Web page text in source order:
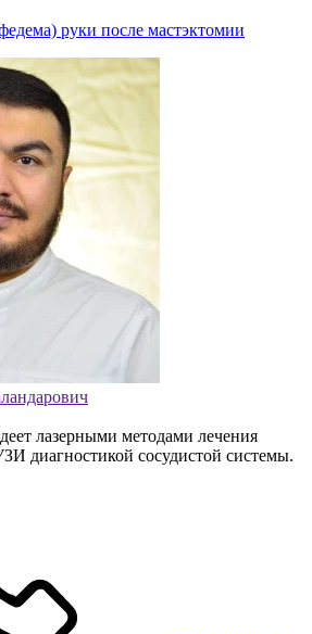
руки после мастэктомии
лазерными методами лечения
диагностикой сосудистой системы.